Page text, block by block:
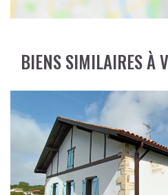
BIENS SIMILAIRES À